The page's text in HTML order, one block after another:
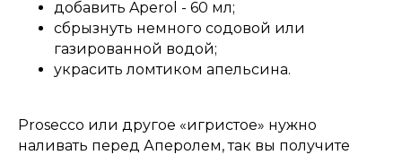
добавить Aperol - 60 мл;
сбрызнуть немного содовой или
газированной водой;
украсить ломтиком апельсина.
Prosecco или другое «игристое» нужно
наливать перед Аперолем, так вы получите